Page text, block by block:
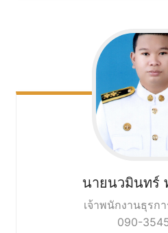
นายนวมินทร์
เจ้าพนักงานธุรก
090-